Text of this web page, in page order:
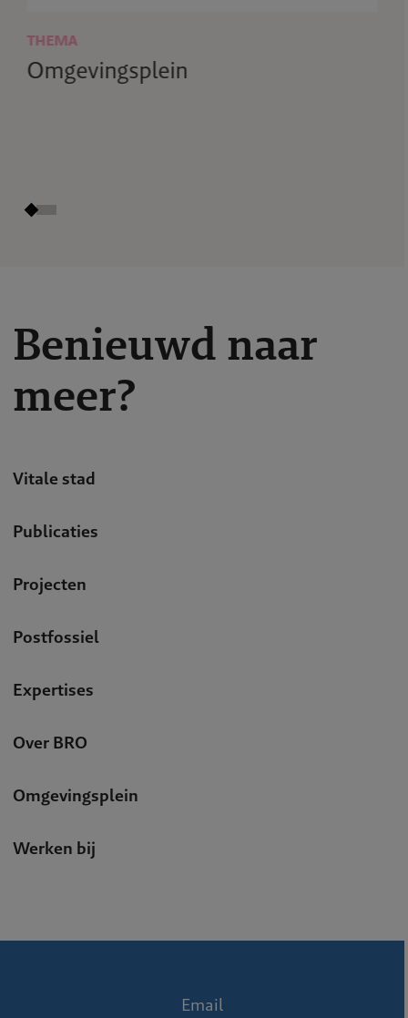
THEMA
Omgevingsplein
Benieuwd naar
meer?
Vitale stad
Publicaties
Projecten
Postfossiel
Expertises
Over BRO
Omgevingsplein
Werken bij
Email